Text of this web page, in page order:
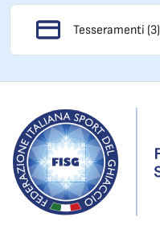
Tesseramenti (3)